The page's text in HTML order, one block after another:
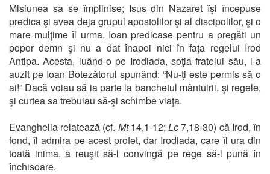
Misiunea sa se împlinise; Isus din Nazaret îşi începuse
predica şi avea deja grupul apostolilor şi al discipolilor, şi o
mare mulţime îl urma. Ioan predicase pentru a pregăti un
popor demn şi nu a dat înapoi nici în faţa regelui Irod
Antipa. Acesta, luând-o pe Irodiada, soţia fratelui său, l-a
auzit pe Ioan Botezătorul spunând: “Nu-ţi este permis să o
ai!” Dacă voiau să ia parte la banchetul mântuirii, şi regele,
şi curtea sa trebuiau să-şi schimbe viaţa.
Evanghelia relatează (cf. Mt14,1-12;Lc7,18-30) că Irod, în
fond, îl admira pe acest profet, dar Irodiada, care îl ura din
toată inima, a reuşit să-l convingă pe rege să-l pună în
închisoare.